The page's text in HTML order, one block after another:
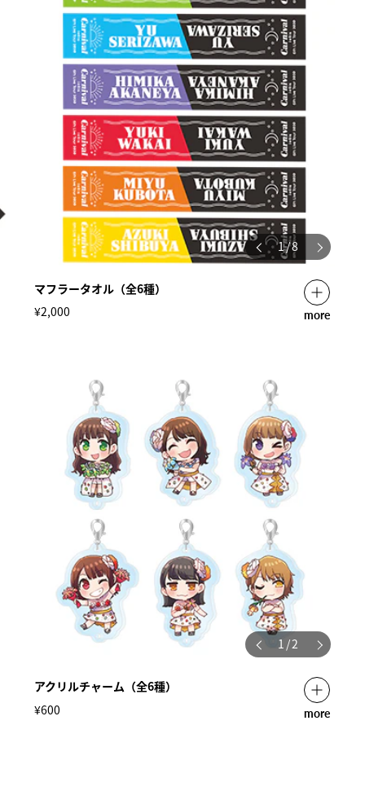
1/8
マフラータオル（全6種）
¥2,000
more
1 /2
アクリルチャーム（全6種）
¥600
more